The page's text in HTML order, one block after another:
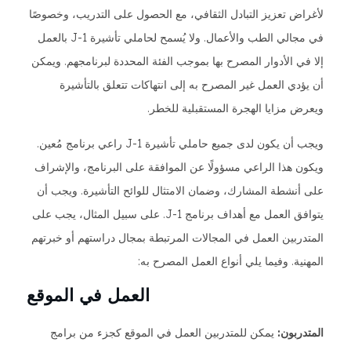
لأغراض تعزيز التبادل الثقافي، مع الحصول على التدريب، وخصوصًا
في مجالي الطب والأعمال. ولا يُسمح لحاملي تأشيرة J-1 بالعمل
إلا في الأدوار المصرح بها بموجب الفئة المحددة لبرنامجهم. ويمكن
أن يؤدي العمل غير المصرح به إلى انتهاكات تتعلق بالتأشيرة
ويعرض مزايا الهجرة المستقبلية للخطر.
ويجب أن يكون لدى جميع حاملي تأشيرة J-1 راعي برنامج مُعين.
ويكون هذا الراعي مسؤولًا عن الموافقة على البرنامج، والإشراف
على أنشطة المشارك، وضمان الامتثال للوائح التأشيرة. ويجب أن
يتوافق العمل مع أهداف برنامج J-1. على سبيل المثال، يجب على
المتدربين العمل في المجالات المرتبطة بمجال دراستهم أو خبرتهم
المهنية. وفيما يلي أنواع العمل المصرح به:
العمل في الموقع
المتدربون: يمكن للمتدربين العمل في الموقع كجزء من برامج